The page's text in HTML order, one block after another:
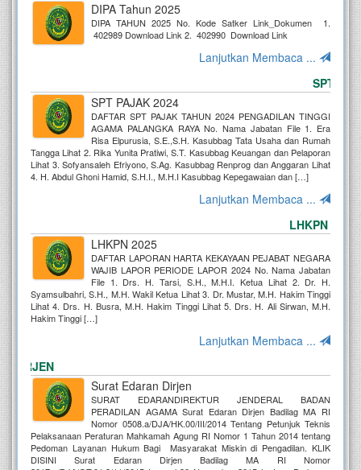
DIPA Tahun 2025
DIPA TAHUN 2025 No. Kode Satker Link_Dokumen 1.
402989 Download Link 2. 402990 Download Link
Lanjutkan Membaca ...
SPT
SPT PAJAK 2024
DAFTAR SPT PAJAK TAHUN 2024 PENGADILAN TINGGI
AGAMA PALANGKA RAYA No. Nama Jabatan File 1. Era
Risa Elpurusia, S.E.,S.H. Kasubbag Tata Usaha dan Rumah
Tangga Lihat 2. Rika Yunita Pratiwi, S.T. Kasubbag Keuangan dan Pelaporan
Lihat 3. Sofyansaleh Efriyono, S.Ag. Kasubbag Renprog dan Anggaran Lihat
4. H. Abdul Ghoni Hamid, S.H.I., M.H.I Kasubbag Kepegawaian dan […]
Lanjutkan Membaca ...
LHKPN 2025
LHKPN 2025
DAFTAR LAPORAN HARTA KEKAYAAN PEJABAT NEGARA
WAJIB LAPOR PERIODE LAPOR 2024 No. Nama Jabatan
File 1. Drs. H. Tarsi, S.H., M.H.I. Ketua Lihat 2. Dr. H.
Syamsulbahri, S.H., M.H. Wakil Ketua Lihat 3. Dr. Mustar, M.H. Hakim Tinggi
Lihat 4. Drs. H. Busra, M.H. Hakim Tinggi Lihat 5. Drs. H. Ali Sirwan, M.H.
Hakim Tinggi […]
Lanjutkan Membaca ...
Surat Edaran Dirjen
SURAT EDARANDIREKTUR JENDERAL BADAN
PERADILAN AGAMA Surat Edaran Dirjen Badilag MA RI
Nomor 0508.a/DJA/HK.00/III/2014 Tentang Petunjuk Teknis
Pelaksanaan Peraturan Mahkamah Agung RI Nomor 1 Tahun 2014 tentang
Pedoman Layanan Hukum Bagi Masyarakat Miskin di Pengadilan. KLIK
DISINI Surat Edaran Dirjen Badilag MA RI Nomor